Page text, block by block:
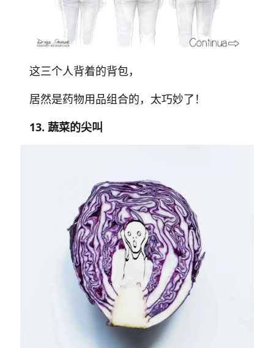
这三个人背着的背包，
居然是药物用品组合的，太巧妙了！
13. 蔬菜的尖叫